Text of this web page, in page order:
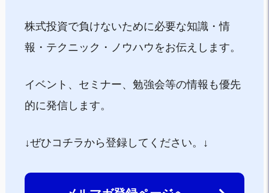
株式投資で負けないために必要な知識・情
報・テクニック・ノウハウをお伝えします。
イベント、セミナー、勉強会等の情報も優先
的に発信します。
↓ぜひコチラから登録してください。↓